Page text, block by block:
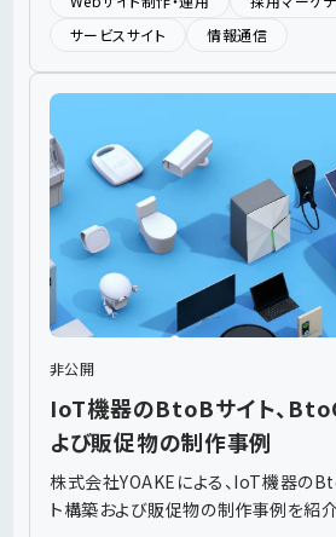
サービスサイト
情報通信
非公開
IoT機器のBtoBサイト、
よび販促物の制作事例
株式会社YOAKEによる、IoT機器の
ト構築および販促物の制作事例を紹介